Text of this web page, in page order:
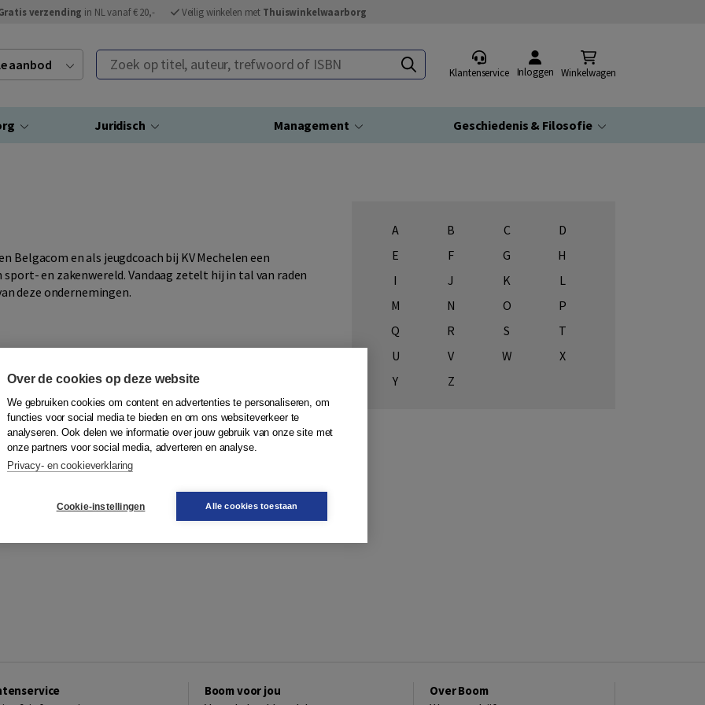
verzending in NL vanaf € 20,- Veilig winkelen met Thuiswinkelwaarborg
aanbod Zoek op titel, auteur, trefwoord of ISBN
Klantenservice Inloggen Winkelwagen
Juridisch Management Geschiedenis & Filosofie
Belgacom en als jeugdcoach bij KV Mechelen een
en zakenwereld. Vandaag zetelt hij in tal van raden
deze ondernemingen.
A B C
D
E
F G
H
I
J K
L
M
N O
P
Q
R S
T
U
V W
X
Y
Z
Boom voor jou Over Boom
Over de cookies op deze website
We gebruiken cookies om content en advertenties te personaliseren, om
functies voor social media te bieden en om ons websiteverkeer te
analyseren. Ook delen we informatie over jouw gebruik van onze site met
onze partners voor social media, adverteren en analyse.
Privacy- en cookieverklaring
Cookie-instellingen Alle cookies toestaan